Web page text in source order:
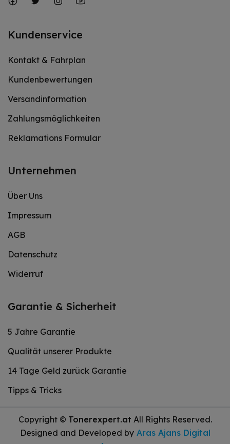
Kundenservice
Kontakt & Fahrplan
Kundenbewertungen
Versandinformation
Zahlungsmöglichkeiten
Reklamations Formular
Unternehmen
Über Uns
Impressum
AGB
Datenschutz
Widerruf
Garantie & Sicherheit
5 Jahre Garantie
Qualität unserer Produkte
14 Tage Geld zurück Garantie
Tipps & Tricks
Copyright © Tonerexpert.at All Rights Reserved.
Designed and Developed byAras Ajans Digital